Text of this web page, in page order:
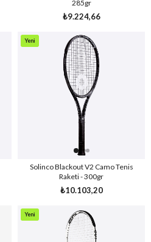
285gr
₺9.224,66
Solinco Blackout V2 Camo Tenis
Raketi - 300gr
₺10.103,20
Yeni
Yeni